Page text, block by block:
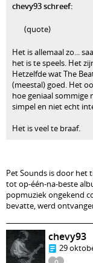
chevy93 schreef:
(quote)
Het is allemaal zo...
het is te speels. Het
Hetzelfde wat The
(meestal) goed. Het
hoe geniaal sommige
simpel en niet echt
Het is veel te braaf.
Pet Sounds is door het
tot op-één-na-beste
popmuziek ongekend
bevatte, werd
chevy93
29